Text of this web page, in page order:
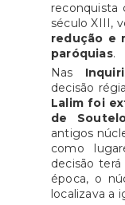
reconquista
século XIII,
redução e
paróquias.
Nas
decisão
Lalim foi
de
antigos
como
decisão
época, o
localizava a